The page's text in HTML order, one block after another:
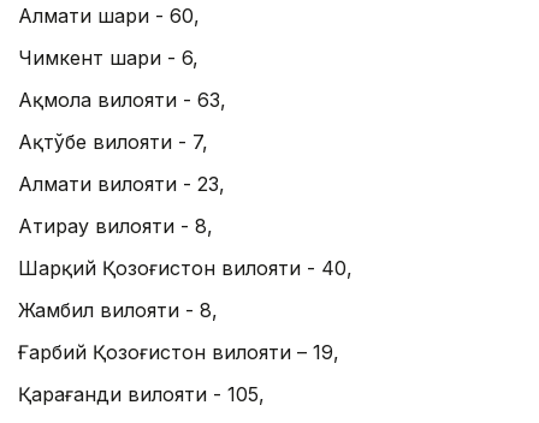
Алмати шаҳри - 60,
Чимкент шаҳри - 6,
Ақмола вилояти - 63,
Ақтўбе вилояти - 7,
Алмати вилояти - 23,
Атирау вилояти - 8,
Шарқий Қозоғистон вилояти - 40,
Жамбил вилояти - 8,
Ғарбий Қозоғистон вилояти – 19,
Қарағанди вилояти - 105,